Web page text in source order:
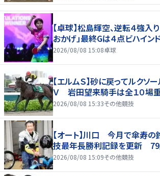
【卓球】松島輝空、逆転４強入
おかげ」最終Gは４点ビハイン
2026/08/08 15:08卓球
【エルムＳ】砂に戻ってルクソ
Ｖ 岩田望来騎手は全１０場
2026/08/08 15:33その他競技
【オート】川口 今月で傘寿
技最年長勝利記録を更新
2026/08/08 15:09その他競技